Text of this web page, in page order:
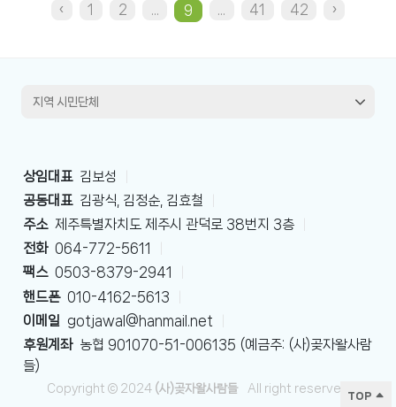
TOP
‹ 1 2 9 41 42 ›
상임대표 김보성
공동대표 김광식, 김정순, 김효철
주소 제주특별자치도 제주시 관덕로 38번지 3층
전화 064-772-5611
팩스 0503-8379-2941
핸드폰 010-4162-5613
이메일 gotjawal@hanmail.net
후원계좌 농협 901070-51-006135 (예금주: (사)곶자왈사람
들)
Copyright © 2024 (사)곶자왈사람들 All right reserved